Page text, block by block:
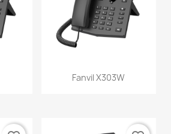
Fanvil X303W